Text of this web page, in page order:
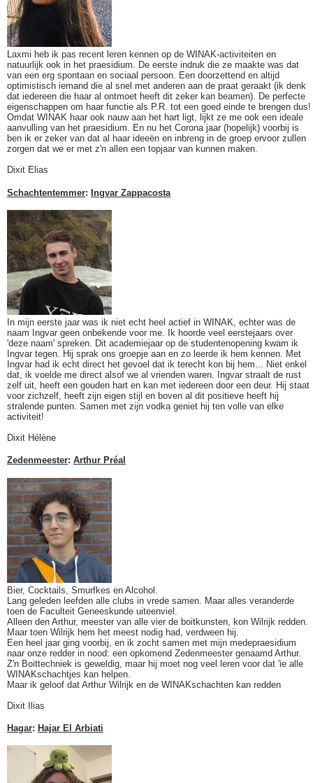
Laxmi heb ik pas recent leren kennen op de WINAK-activiteiten en
natuurlijk ook in het praesidium. De eerste indruk die ze maakte was dat
van een erg spontaan en sociaal persoon. Een doorzettend en altijd
optimistisch iemand die al snel met anderen aan de praat geraakt (ik denk
dat iedereen die haar al ontmoet heeft dit zeker kan beamen). De perfecte
eigenschappen om haar functie als P.R. tot een goed einde te brengen dus!
Omdat WINAK haar ook nauw aan het hart ligt, lijkt ze me ook een ideale
aanvulling van het praesidium. En nu het Corona jaar (hopelijk) voorbij is
ben ik er zeker van dat al haar ideeën en inbreng in de groep ervoor zullen
zorgen dat we er met z'n allen een topjaar van kunnen maken.
Dixit Elias
Schachtentemmer: Ingvar Zappacosta
In mijn eerste jaar was ik niet echt heel actief in WINAK, echter was de
naam Ingvar geen onbekende voor me. Ik hoorde veel eerstejaars over
'deze naam' spreken. Dit academiejaar op de studentenopening kwam ik
Ingvar tegen. Hij sprak ons groepje aan en zo leerde ik hem kennen. Met
Ingvar had ik echt direct het gevoel dat ik terecht kon bij hem... Niet enkel
dat, ik voelde me direct alsof we al vrienden waren. Ingvar straalt de rust
zelf uit, heeft een gouden hart en kan met iedereen door een deur. Hij staat
voor zichzelf, heeft zijn eigen stijl en boven al dit positieve heeft hij
stralende punten. Samen met zijn vodka geniet hij ten volle van elke
activiteit!
Dixit Hélène
Zedenmeester: Arthur Préal
Bier, Cocktails, Smurfkes en Alcohol.
Lang geleden leefden alle clubs in vrede samen. Maar alles veranderde
toen de Faculteit Geneeskunde uiteenviel.
Alleen den Arthur, meester van alle vier de boitkunsten, kon Wilrijk redden.
Maar toen Wilrijk hem het meest nodig had, verdween hij.
Een heel jaar ging voorbij, en ik zocht samen met mijn medepraesidium
naar onze redder in nood: een opkomend Zedenmeester genaamd Arthur.
Z'n Boittechniek is geweldig, maar hij moet nog veel leren voor dat 'ie alle
WINAKschachtjes kan helpen.
Maar ik geloof dat Arthur Wilrijk en de WINAKschachten kan redden
Dixit Ilias
Hagar: Hajar El Arbiati